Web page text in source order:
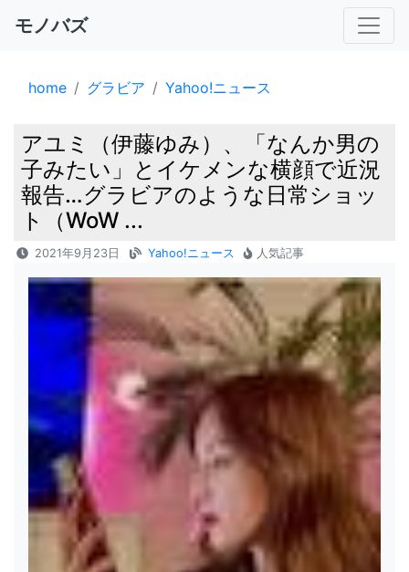
モノバズ
home グラビア Yahoo!ニュース
アユミ（伊藤ゆみ）、「なんか男の
子みたい」とイケメンな横顔で近況
報告…グラビアのような日常ショッ
ト（WoW ...
2021年9月23日 Yahoo!ニュース 人気記事